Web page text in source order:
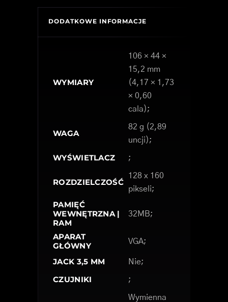
DODATKOWE INFORMACJE
WYMIARY
106 × 44 ×
15,2 mm
(4,17 × 1,73
× 0,60
cala);
WAGA
82 g (2,89
uncji);
WYŚWIETLACZ ;
ROZDZIELCZOŚĆ
128 x 160
pikseli;
PAMIĘĆ
WEWNĘTRZNA |
RAM
32MB;
APARAT
GŁÓWNY
VGA;
JACK 3,5 MM Nie;
CZUJNIKI ;
Wymienna